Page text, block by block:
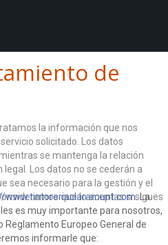
de
la información que nos
solicitado. Los datos
se mantenga la relación
Los datos no se cederán a
sea necesario para la gestión y el
que lo aceptas si sigues
www.tintoreriaclaramunt.com. La
es muy importante para nosotros,
Reglamento Europeo General de
informarle que: